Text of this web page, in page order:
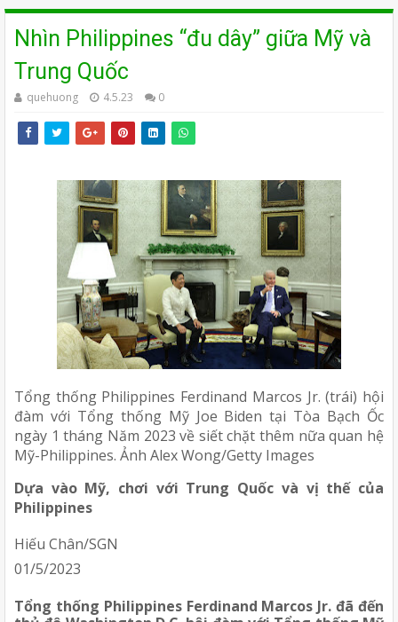
Nhìn Philippines “đu dây” giữa Mỹ và
Trung Quốc
quehuong 4.5.23 0
Tổng thống Philippines Ferdinand Marcos Jr. (trái) hội
đàm với Tổng thống Mỹ Joe Biden tại Tòa Bạch Ốc
ngày 1 tháng Năm 2023 về siết chặt thêm nữa quan hệ
Mỹ-Philippines. Ảnh Alex Wong/Getty Images
Dựa vào Mỹ, chơi với Trung Quốc và vị thế của
Philippines
Hiếu Chân/SGN
01/5/2023
Tổng thống Philippines Ferdinand Marcos Jr. đã đến